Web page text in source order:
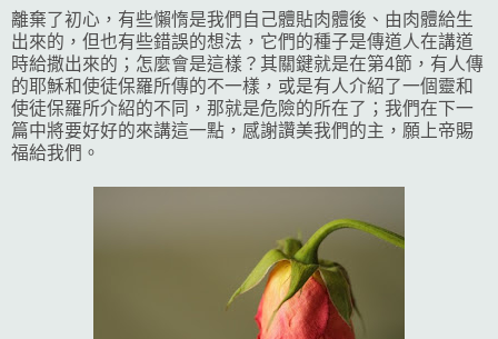
離棄了初心，有些懶惰是我們自己體貼肉體後、由肉體給生
出來的，但也有些錯誤的想法，它們的種子是傳道人在講道
時給撒出來的；怎麼會是這樣？其關鍵就是在第4節，有人傳
的耶穌和使徒保羅所傳的不一樣，或是有人介紹了一個靈和
使徒保羅所介紹的不同，那就是危險的所在了；我們在下一
篇中將要好好的來講這一點，感謝讚美我們的主，願上帝賜
福給我們。